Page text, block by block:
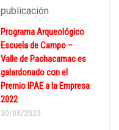
publicación
Programa Arqueológico
Escuela de Campo –
Valle de Pachacamac es
galardonado con el
Premio IPAE a la Empresa
2022
30/05/2023